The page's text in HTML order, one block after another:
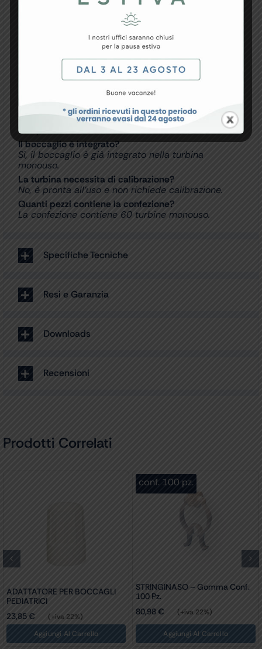
agli standard igienici richiesti in ambito medico.
FAQ – Domande e Risposte
A cosa serve la turbina monouso MIR?
Serve per eseguire test spirometrici in modo
È compatibile con spirometri MIR?
Sì, è progettata per dispositivi spirometrici MIR
compatibili.
Il boccaglio è integrato?
Sì, il boccaglio è già integrato nella turbina
monouso.
La turbina necessita di calibrazione?
No, è pronta all’uso e non richiede calibrazione.
Quanti pezzi contiene la confezione?
La confezione contiene 60 turbine monouso.
Specifiche Tecniche
Resi e Garanzia
Downloads
Recensioni
Prodotti Correlati
ADATTATORE PER BOCCAGLI
PEDIATRICI
23,85 €
(+iva 22%)
Aggiungi Al Carrello
conf. 100 pz.
STRINGINASO – Gomma Conf.
100 Pz.
80,98€ (+iva 22%)
Aggiungi Al Carrello